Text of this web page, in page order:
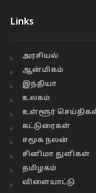
Links
அரசியல்
ஆன்மிகம்
இந்தியா
உலகம்
உள்ளூர்
கட்டுரைகள்
சமூக நலன்
சினிமா துளிகள்
தமிழகம்
விளையாட்டு